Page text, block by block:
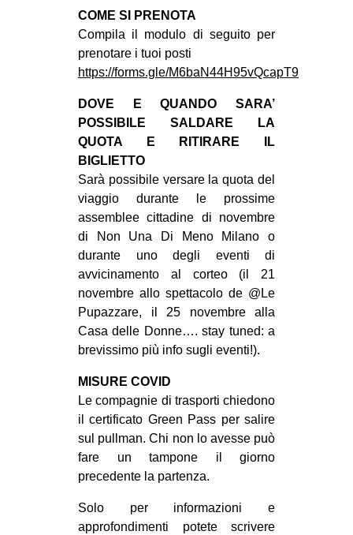
ESTREMO ORIENTE
EUROPA
MEDIO ORIENTE
EVENTI
Fb
tw
bsky
ms
SEARCH
COME SI PRENOTA
Compila il modulo di seguito per
prenotare i tuoi posti
https://forms.gle/M6baN44H95vQcapT9
DOVE E QUANDO SARA’
POSSIBILE SALDARE LA
QUOTA E RITIRARE IL
BIGLIETTO
Sarà possibile versare la quota del
viaggio durante le prossime
assemblee cittadine di novembre
di Non Una Di Meno Milano o
durante uno degli eventi di
avvicinamento al corteo (il 21
novembre allo spettacolo de @Le
Pupazzare, il 25 novembre alla
Casa delle Donne…. stay tuned: a
brevissimo più info sugli eventi!).
MISURE COVID
Le compagnie di trasporti chiedono
il certificato Green Pass per salire
sul pullman. Chi non lo avesse può
fare un tampone il giorno
precedente la partenza.
Solo per informazioni e
approfondimenti potete scrivere